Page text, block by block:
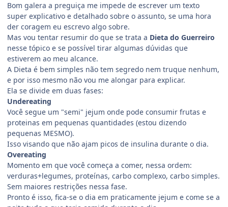
Bom galera a preguiça me impede de escrever um texto
super explicativo e detalhado sobre o assunto, se uma hora
der coragem eu escrevo algo sobre.
Mas vou tentar resumir do que se trata a Dieta do Guerreiro
nesse tópico e se possível tirar algumas dúvidas que
estiverem ao meu alcance.
A Dieta é bem simples não tem segredo nem truque nenhum,
e por isso mesmo não vou me alongar para explicar.
Ela se divide em duas fases:
Undereating
Você segue um "semi" jejum onde pode consumir frutas e
proteinas em pequenas quantidades (estou dizendo
pequenas MESMO).
Isso visando que não ajam picos de insulina durante o dia.
Overeating
Momento em que você começa a comer, nessa ordem:
verduras+legumes, proteínas, carbo complexo, carbo simples.
Sem maiores restrições nessa fase.
Pronto é isso, fica-se o dia em praticamente jejum e come se a